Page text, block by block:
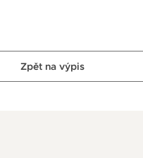
Zpět na výpis